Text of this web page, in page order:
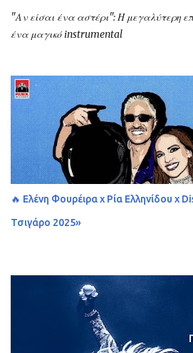
"Αν είσαι ένα αστέρι": Η μεγαλύτερη
ένα μαγικό instrumental
🔥 Ελένη Φουρέιρα x Ρία Ελληνίδου x
Τσιγάρο 2025»